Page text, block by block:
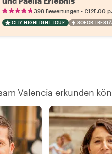
398 Bewertungen • €125.00
CITY HIGHLIGHT TOUR SOFORT
Valencia erkunden